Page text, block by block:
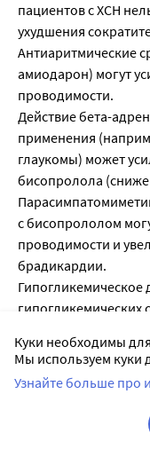
пациентов с ХСН
ухудшения
Антиаритмические
амиодарон) могут
проводимости.
Действие бета-
применения
глаукомы) может
бисопролола
с бисопрололом
проводимости и
брадикардии.
Гипогликемическое
гипогликемических
тахикардия - могут
Подобные
применении
Средства для
увеличивать риск
Куки необходимы
Мы используем куки
Узнайте больше про